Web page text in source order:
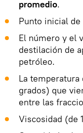
promedio.
Punto inicial
El número y el
destilación de
petróleo.
La
grados) que
entre las
Viscosidad (de